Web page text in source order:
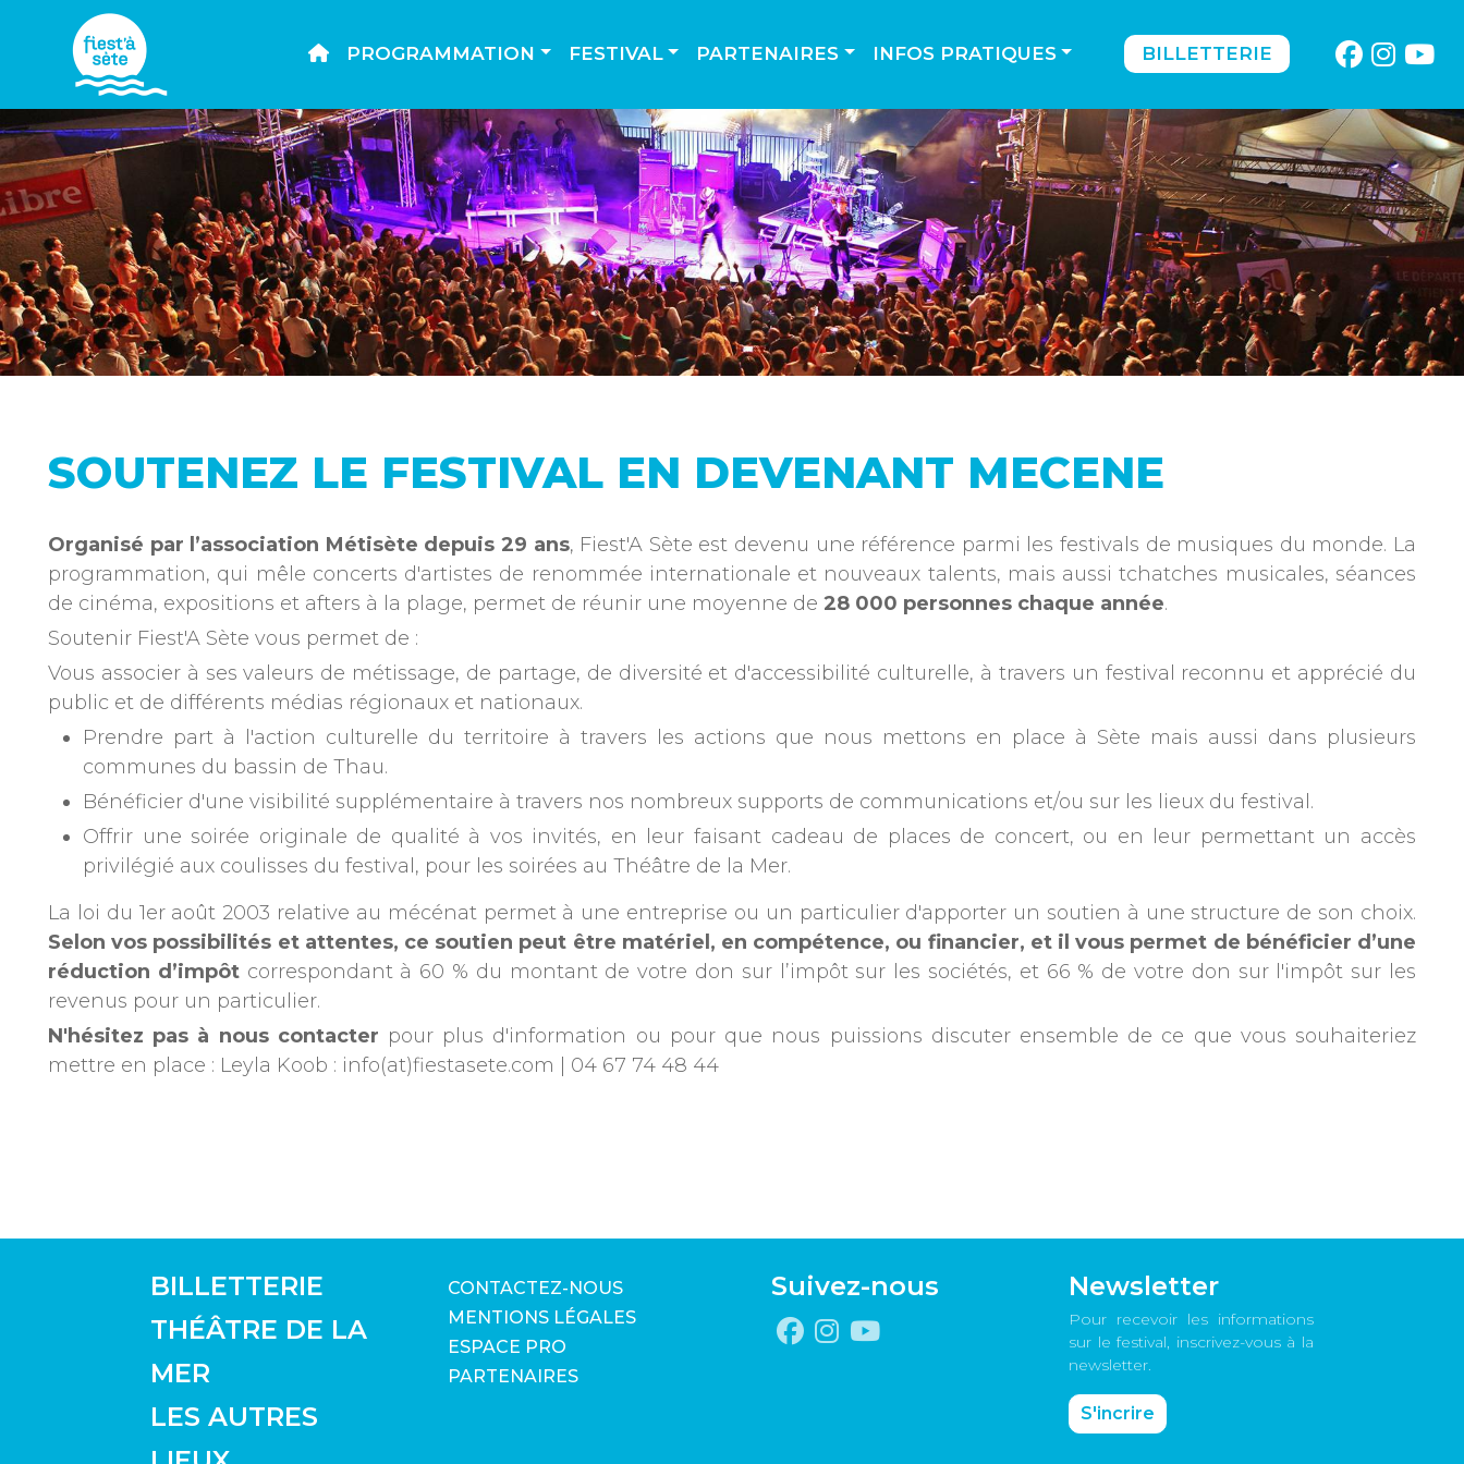
PROGRAMMATION FESTIVAL PARTENAIRES INFOS PRATIQUES BILLETTERIE
SOUTENEZ LE FESTIVAL EN DEVENANT MECENE
Organisé par l’association Métisète depuis 29 ans, Fiest'A Sète est devenu une référence parmi les festivals de musiques du monde. La
programmation, qui mêle concerts d'artistes de renommée internationale et nouveaux talents, mais aussi tchatches musicales, séances
de cinéma, expositions et afters à la plage, permet de réunir une moyenne de 28 000 personnes chaque année.
Soutenir Fiest'A Sète vous permet de :
Vous associer à ses valeurs de métissage, de partage, de diversité et d'accessibilité culturelle, à travers un festival reconnu et apprécié du
public et de différents médias régionaux et nationaux.
Prendre part à l'action culturelle du territoire à travers les actions que nous mettons en place à Sète mais aussi dans plusieurs
communes du bassin de Thau.
Bénéficier d'une visibilité supplémentaire à travers nos nombreux supports de communications et/ou sur les lieux du festival.
Offrir une soirée originale de qualité à vos invités, en leur faisant cadeau de places de concert, ou en leur permettant un accès
privilégié aux coulisses du festival, pour les soirées au Théâtre de la Mer.
La loi du 1er août 2003 relative au mécénat permet à une entreprise ou un particulier d'apporter un soutien à une structure de son choix.
Selon vos possibilités et attentes, ce soutien peut être matériel, en compétence, ou financier, et il vous permet de bénéficier d’une
réduction d’impôtcorrespondant à 60 % du montant de votre don sur l’impôt sur les sociétés, et 66 % de votre don sur l'impôt sur les
revenus pour un particulier.
N'hésitez pas à nous contacter pour plus d'information ou pour que nous puissions discuter ensemble de ce que vous souhaiteriez
mettre en place : Leyla Koob : info(at)fiestasete.com | 04 67 74 48 44
BILLETTERIE
THÉÂTRE DE LA
MER
LES AUTRES
CONTACTEZ-NOUS
MENTIONS LÉGALES
ESPACE PRO
PARTENAIRES
Suivez-nous Newsletter
Pour recevoir les informations
sur le festival, inscrivez-vous à la
newsletter.
S'incrire